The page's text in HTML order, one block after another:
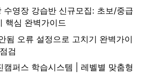
수영장 강습반 신규모집: 초보/중급
핵심 완벽가이드
됨 오류 설정으로 고치기 완벽가이
검
캠퍼스 학습시스템 | 레벨별 맞춤형